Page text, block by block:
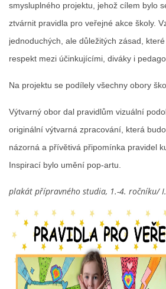
SOUBORY
VÝTVARNÝ OBOR
LITERÁRNĚ DRAMATICKÝ OBOR
DĚTSKÁ UMĚLECKÁ DÍLNA
PRAVIDLA PRO VEŘEJNÉ AKCE ZUŠ
ÚSPĚCHY NAŠICH ŽÁKŮ
PŘIJÍMACÍ TALENTOVÉ ZKOUŠKY
ÚŘEDNÍ DESKA
smysluplného projektu, jehož cílem bylo
ztvárnit pravidla pro veřejné akce školy.
jednoduchých, ale důležitých zásad,
respekt mezi účinkujícími, diváky i
Na projektu se podílely všechny obory
Výtvarný obor dal pravidlům vizuální
originální výtvarná zpracování, která
názorná a přívětivá připomínka pravidel
Inspirací bylo umění pop-artu.
plakát přípravného studia, 1.-4. ročníku/